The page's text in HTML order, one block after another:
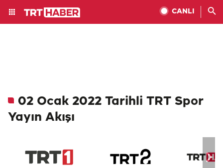
CANLI
02 Ocak 2022 Tarihli TRT Spor
Yayın Akışı